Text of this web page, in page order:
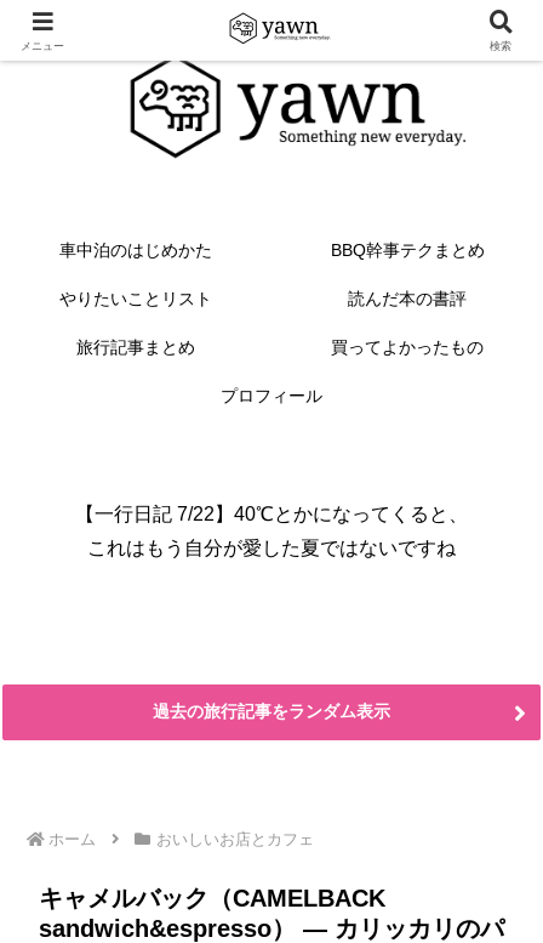
車中泊のはじめかた BBQ幹事テクまとめ
やりたいことリスト 読んだ本の書評
旅行記事まとめ 買ってよかったもの
プロフィール
【一行日記 7/22】40℃とかになってくると、
これはもう自分が愛した夏ではないですね
過去の旅行記事をランダム表示
ホーム おいしいお店とカフェ
キャメルバック（CAMELBACK
sandwich&espresso） ― カリッカリのパ
メニュー 検索